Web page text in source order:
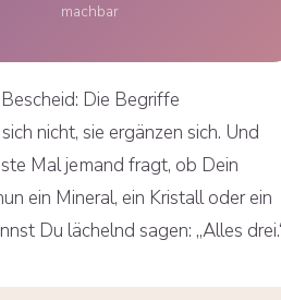
machbar
Die Begriffe
nicht, sie ergänzen sich. Und
Mal jemand fragt, ob Dein
ein Mineral, ein Kristall oder ein
Du lächelnd sagen: „Alles